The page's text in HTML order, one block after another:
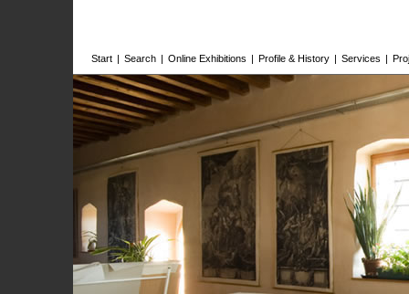
Start | Search | Online Exhibitions | Profile & History | Services |